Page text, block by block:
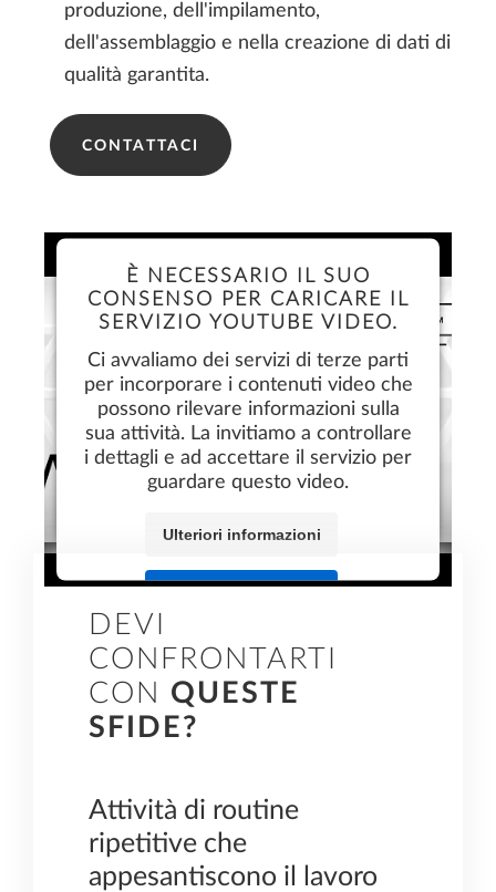
produzione, dell'impilamento,
dell'assemblaggio e nella creazione di dati di
qualità garantita.
CONTATTACI
È NECESSARIO IL SUO
CONSENSO PER CARICARE IL
SERVIZIO YOUTUBE VIDEO.
Ci avvaliamo dei servizi di terze parti
per incorporare i contenuti video che
possono rilevare informazioni sulla
sua attività. La invitiamo a controllare
i dettagli e ad accettare il servizio per
guardare questo video.
Ulteriori informazioni
Accetta
DEVI
CONFRONTARTI
CON QUESTE
SFIDE?
Attività di routine
ripetitive che
appesantiscono il lavoro